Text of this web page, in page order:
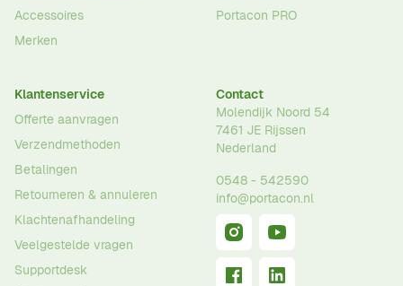
Accessoires
Merken
Portacon PRO
Klantenservice
Offerte aanvragen
Verzendmethoden
Betalingen
Retourneren & annuleren
Klachtenafhandeling
Veelgestelde vragen
Supportdesk
Contact
Molendijk Noord 54
7461 JE Rijssen
Nederland
0548 - 542590
info@portacon.nl